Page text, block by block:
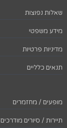
שאלות נפוצות
מידע משפטי
מדיניות פרטיות
תנאים כלליים
מופעים / מחזמרים
תיירות / סיורים מודרכים